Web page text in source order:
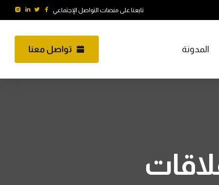
تابعنا على منصات التواصل الإجتماعي
تواصل معنا المدونة